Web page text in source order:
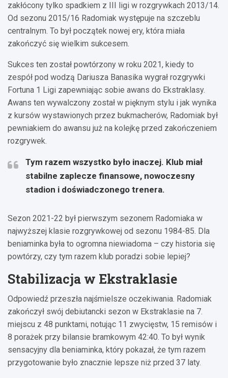
zakłócony tylko spadkiem z III ligi w rozgrywkach 2013/14.
Od sezonu 2015/16 Radomiak występuje na szczeblu
centralnym. To był początek nowej ery, która miała
zakończyć się wielkim sukcesem.
Sukces ten został powtórzony w roku 2021, kiedy to
zespół pod wodzą Dariusza Banasika wygrał rozgrywki
Fortuna 1 Ligi zapewniając sobie awans do Ekstraklasy.
Awans ten wywalczony został w pięknym stylu i jak wynika
z kursów wystawionych przez bukmacherów, Radomiak był
pewniakiem do awansu już na kolejkę przed zakończeniem
rozgrywek.
Tym razem wszystko było inaczej. Klub miał
stabilne zaplecze finansowe, nowoczesny
stadion i doświadczonego trenera.
Sezon 2021-22 był pierwszym sezonem Radomiaka w
najwyższej klasie rozgrywkowej od sezonu 1984-85. Dla
beniaminka była to ogromna niewiadoma – czy historia się
powtórzy, czy tym razem klub poradzi sobie lepiej?
Stabilizacja w Ekstraklasie
Odpowiedź przeszła najśmielsze oczekiwania. Radomiak
zakończył swój debiutancki sezon w Ekstraklasie na 7.
miejscu z 48 punktami, notując 11 zwycięstw, 15 remisów i
8 porażek przy bilansie bramkowym 42:40. To był wynik
sensacyjny dla beniaminka, który pokazał, że tym razem
przygotowanie było znacznie lepsze niż przed 37 laty.